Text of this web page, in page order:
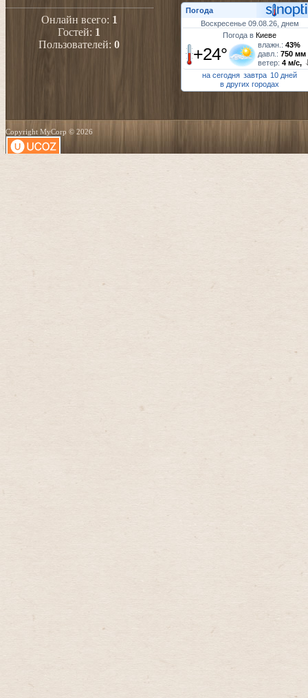
Онлайн всего: 1
Гостей: 1
Пользователей:0
Погода
Воскресенье 09.08.26, днем
Погода вКиеве
+24° влажн.:43%
давл.:750 мм
ветер:4 м/с,
на сегодня завтра 10 дней
в других городах
Copyright MyCorp © 2026